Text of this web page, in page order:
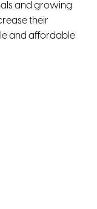
and growing
their
and affordable